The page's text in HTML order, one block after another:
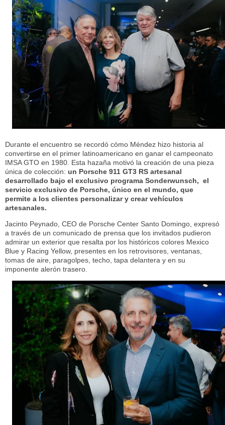
Durante el encuentro se recordó cómo Méndez hizo historia al
convertirse en el primer latinoamericano en ganar el campeonato
IMSA GTO en 1980. Esta hazaña motivó la creación de una pieza
única de colección: un Porsche 911 GT3 RS artesanal
desarrollado bajo el exclusivo programa Sonderwunsch, el
servicio exclusivo de Porsche, único en el mundo, que
permite a los clientes personalizar y crear vehículos
artesanales.
Jacinto Peynado, CEO de Porsche Center Santo Domingo, expresó
a través de un comunicado de prensa que los invitados pudieron
admirar un exterior que resalta por los históricos colores Mexico
Blue y Racing Yellow, presentes en los retrovisores, ventanas,
tomas de aire, paragolpes, techo, tapa delantera y en su
imponente alerón trasero.